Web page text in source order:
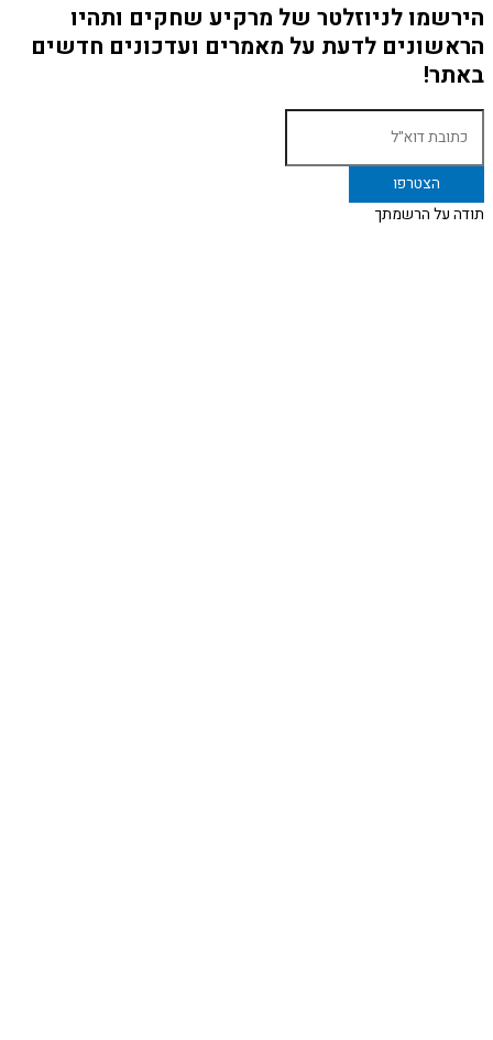
הירשמו לניוזלטר של מרקיע שחקים ותהיו
הראשונים לדעת על מאמרים ועדכונים חדשים
באתר!
תודה על הרשמתך